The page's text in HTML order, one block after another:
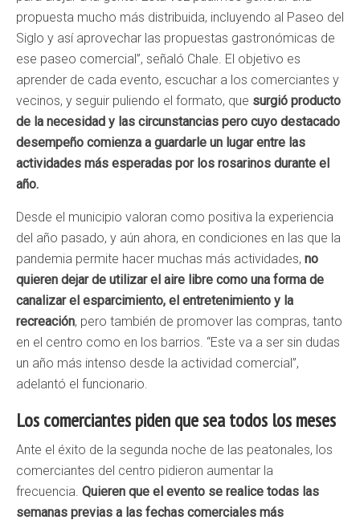
propuesta mucho más distribuida, incluyendo al Paseo del
Siglo y así aprovechar las propuestas gastronómicas de
ese paseo comercial”, señaló Chale. El objetivo es
aprender de cada evento, escuchar a los comerciantes y
vecinos, y seguir puliendo el formato, que surgió producto
de la necesidad y las circunstancias pero cuyo destacado
desempeño comienza a guardarle un lugar entre las
actividades más esperadas por los rosarinos durante el
año.
Desde el municipio valoran como positiva la experiencia
del año pasado, y aún ahora, en condiciones en las que la
pandemia permite hacer muchas más actividades, no
quieren dejar de utilizar el aire libre como una forma de
canalizar el esparcimiento, el entretenimiento y la
recreación, pero también de promover las compras, tanto
en el centro como en los barrios. “Este va a ser sin dudas
un año más intenso desde la actividad comercial”,
adelantó el funcionario.
Los comerciantes piden que sea todos los meses
Ante el éxito de la segunda noche de las peatonales, los
comerciantes del centro pidieron aumentar la
frecuencia. Quieren que el evento se realice todas las
semanas previas a las fechas comerciales más